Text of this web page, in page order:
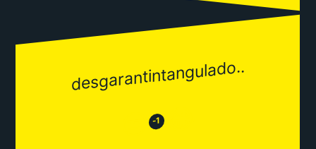
desgarantintangulado..
😒 -1 😂